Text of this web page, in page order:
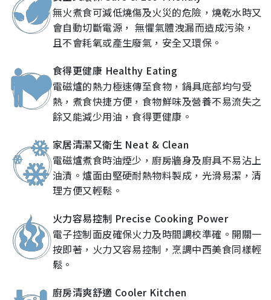
無火煮食可減低燒傷及火災的危險，燒乾水時又
會自動切斷電源， 無懼氣體洩漏而造成污染，
且不會耗氧或產生廢氣，安全又環保。
食得更健康 Healthy Eating
電磁爐的熱力極速傳至食物，鍋具底部均勻受
熱，煮食快捷方便，食物鮮味及營養不易流失之
餘又能減少用油，食得更健康。
家居清潔又衛生 Neat & Clean
電磁爐煮食時油煙少，廚房牆身及廚具不易沾上
油漬。爐面由堅硬耐熱物料製成，光滑易潔，清
理方便又輕鬆。
火力容易控制 Precise Cooking Power
電子控制面皮確保火力及時間調校準確。開關一
按即著，火力又容易控制，烹調中西美食同樣輕
鬆。
廚房清爽舒適 Cooler Kitchen